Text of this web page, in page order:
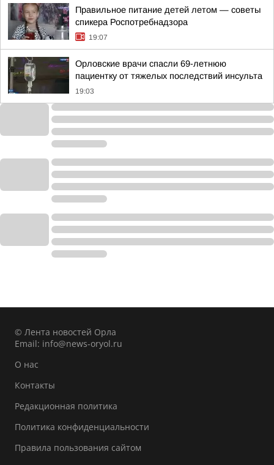
Правильное питание детей летом — советы
спикера Роспотребнадзора
19:07
Орловские врачи спасли 69-летнюю
пациентку от тяжелых последствий инсульта
19:03
© Лента новостей Орла
Email: info@news-oryol.ru
О нас
Контакты
Редакционная политика
Политика конфиденциальности
Правила пользования сайтом